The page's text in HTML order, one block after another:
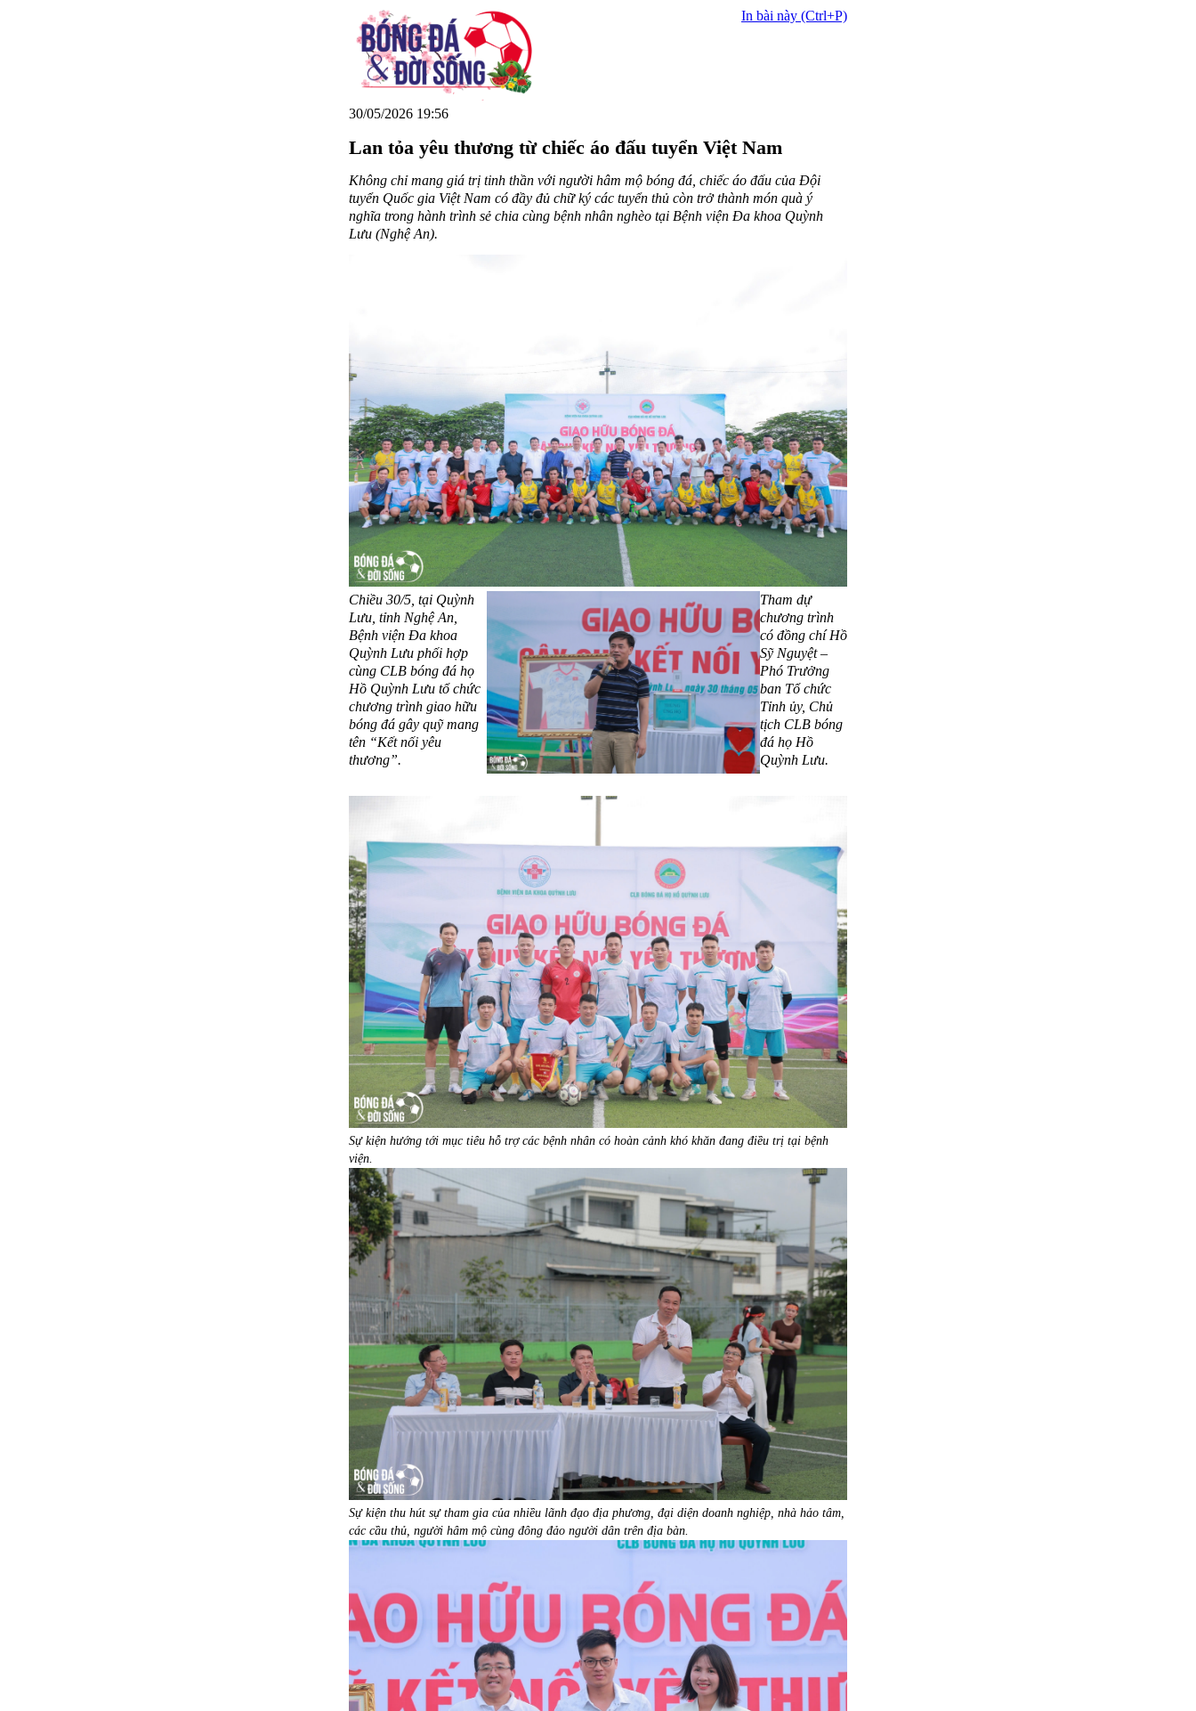
30/05/2026 19:56
In bài này (Ctrl+P)
Lan tỏa yêu thương từ chiếc áo đấu tuyển Việt Nam
Không chỉ mang giá trị tinh thần với người hâm mộ bóng đá, chiếc áo đấu của Đội
tuyển Quốc gia Việt Nam có đầy đủ chữ ký các tuyển thủ còn trở thành món quà ý
nghĩa trong hành trình sẻ chia cùng bệnh nhân nghèo tại Bệnh viện Đa khoa Quỳnh
Lưu (Nghệ An).
Chiều 30/5, tại Quỳnh
Lưu, tỉnh Nghệ An,
Bệnh viện Đa khoa
Quỳnh Lưu phối hợp
cùng CLB bóng đá họ
Hồ Quỳnh Lưu tổ chức
chương trình giao hữu
bóng đá gây quỹ mang
tên “Kết nối yêu
thương”.
Tham dự
chương trình
có đồng chí Hồ
Sỹ Nguyệt –
Phó Trưởng
ban Tổ chức
Tỉnh ủy, Chủ
tịch CLB bóng
đá họ Hồ
Quỳnh Lưu.
Sự kiện hướng tới mục tiêu hỗ trợ các bệnh nhân có hoàn cảnh khó khăn đang điều trị tại bệnh
viện.
Sự kiện thu hút sự tham gia của nhiều lãnh đạo địa phương, đại diện doanh nghiệp, nhà hảo tâm,
các cầu thủ, người hâm mộ cùng đông đảo người dân trên địa bàn.